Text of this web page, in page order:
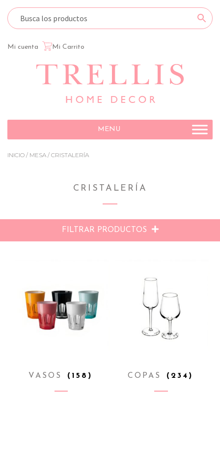
Mi cuenta Mi Carrito
Ir
a
Ir
al
contenido
MENU
INICIO / MESA / CRISTALERÍA
CRISTALERÍA
FILTRAR PRODUCTOS
VASOS (158) COPAS (234)